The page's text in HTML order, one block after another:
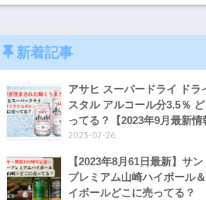
新着記事
アサヒ スーパードライ ドラ
スタル アルコール分3.5％
ってる？【2023年9月最新情
2023-07-26
【2023年8月61日最新】サ
プレミアム山崎ハイボール
イボールどこに売ってる？